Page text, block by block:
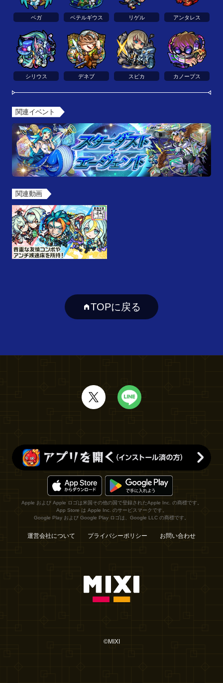
ベガ ベテルギウス リゲル アンタレス
シリウス デネブ スピカ カノープス
関連イベント
関連動画
TOPに戻る
Apple および Apple ロゴは米国その他の国で登録されたApple Inc. の商標です。
App Store は Apple Inc. のサービスマークです。
Google Play および Google Play ロゴは、Google LLC の商標です。
運営会社について プライバシーポリシー お問い合わせ
©MIXI